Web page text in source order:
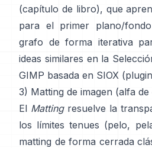
(capítulo de libro), que
para el primer plano/
grafo de forma iterativa
ideas similares en la
GIMP basada en SIOX (
3) Matting de imagen (alfa
El Mattingresuelve la
los límites tenues (pelo,
matting de forma cerrada